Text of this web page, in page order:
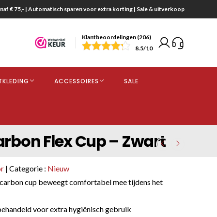
€ 75,- | Automatisch sparen voor extra korting | Sale & uitverkoop
Klantbeoordelingen (206)
8.5/10
ACCESSOIRES SALE
Flex Cup – Zwart
| Categorie : Nieuw
cup beweegt comfortabel mee tijdens het
voor extra hygiënisch gebruik